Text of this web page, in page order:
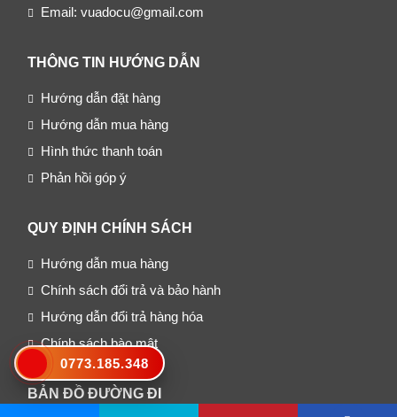
Email: vuadocu@gmail.com
THÔNG TIN HƯỚNG DẪN
Hướng dẫn đặt hàng
Hướng dẫn mua hàng
Hình thức thanh toán
Phản hồi góp ý
QUY ĐỊNH CHÍNH SÁCH
Hướng dẫn mua hàng
Chính sách đổi trả và bảo hành
Hướng dẫn đổi trả hàng hóa
Chính sách bào mật
BẢN ĐỒ ĐƯỜNG ĐI
0773.185.348